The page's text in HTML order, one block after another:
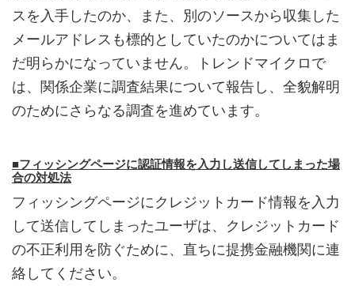
スを入手したのか、また、別のソースから収集した
メールアドレスも標的としていたのかについてはま
だ明らかになっていません。トレンドマイクロで
は、関係企業に調査結果について報告し、全貌解明
のためにさらなる調査を進めています。
■フィッシングページに認証情報を入力し送信してしまった場
合の対処法
フィッシングページにクレジットカード情報を入力
して送信してしまったユーザは、クレジットカード
の不正利用を防ぐために、直ちに提携金融機関に連
絡してください。